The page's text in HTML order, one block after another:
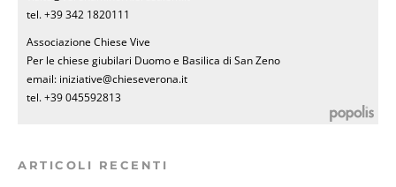
tel. +39 342 1820111
Associazione Chiese Vive
Per le chiese giubilari Duomo e Basilica di San Zeno
email: iniziative@chieseverona.it
tel. +39 045592813
ARTICOLI RECENTI